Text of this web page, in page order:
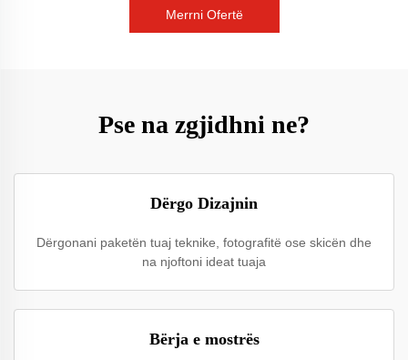
Merrni Ofertë
Pse na zgjidhni ne?
Dërgo Dizajnin
Dërgonani paketën tuaj teknike, fotografitë ose skicën dhe
na njoftoni ideat tuaja
Bërja e mostrës